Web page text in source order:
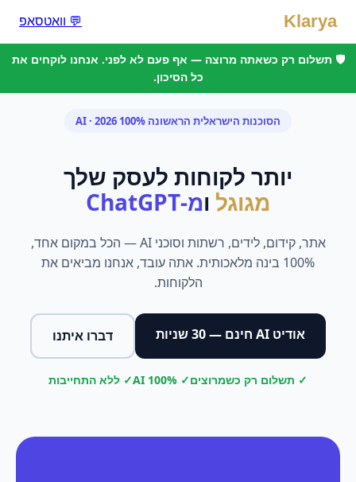
Klarya 💬 וואטסאפ
🛡️ תשלום רק כשאתה מרוצה — אף פעם לא לפני. אנחנו לוקחים את
כל הסיכון.
הסוכנות הישראלית הראשונה 100% AI · 2026
יותר לקוחות לעסק שלך
מגוגל ומ-ChatGPT
אתר, קידום, לידים, רשתות וסוכני AI — הכל במקום אחד,
100% בינה מלאכותית. אתה עובד, אנחנו מביאים את
הלקוחות.
אודיט AI חינם — 30 שניות דברו איתנו
✓ תשלום רק כשמרוצים✓ 100% AI ✓ ללא התחייבות